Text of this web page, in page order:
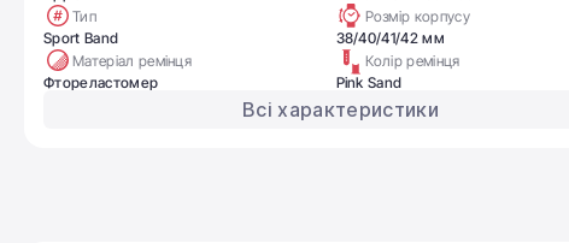
Тип
Sport Band
Розмір корпусу
38/40/41/42 мм
Матеріал ремінця
Фтореластомер
Колір ремінця
Pink Sand
Всі характеристики